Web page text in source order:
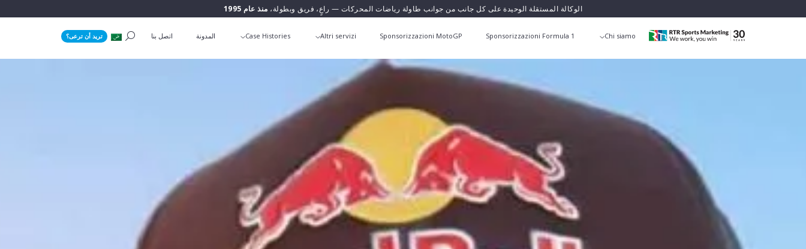
الوكالة المستقلة الوحيدة على كل جانب من جوانب طاولة رياضات المحركات — راعٍ، فريق وبطولة، منذ عام 1995
Chi siamo
Sponsorizzazioni Formula 1
Sponsorizzazioni MotoGP
Altri servizi
Case Histories المدونة اتصل بنا تريد أن ترعى؟